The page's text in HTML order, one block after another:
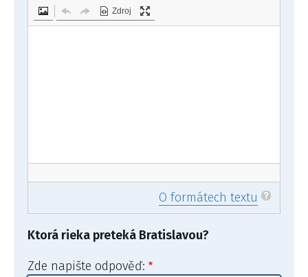
Zdroj
O formátech textu
Ktorá rieka preteká Bratislavou?
Zde napište odpověď: